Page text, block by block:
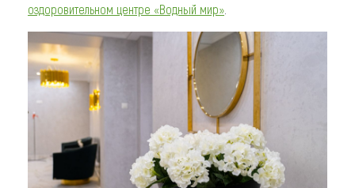
оздоровительном центре «Водный мир»